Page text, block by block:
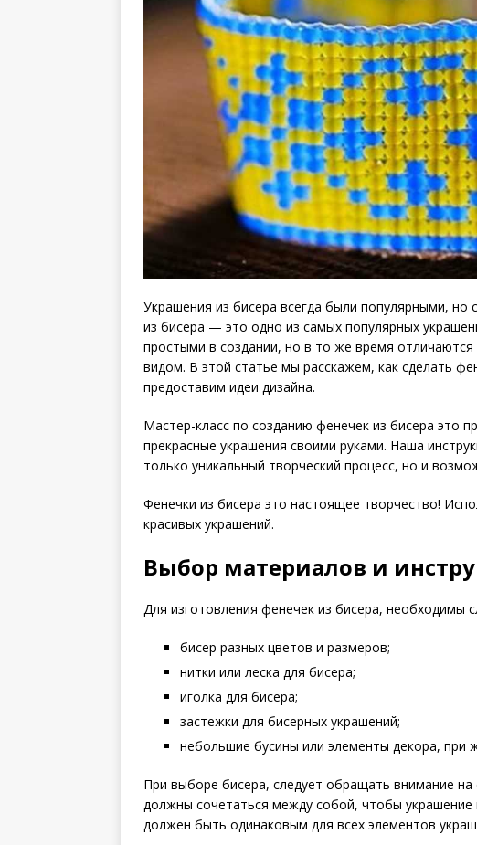
Украшения из бисера всегда были популярными, но
из бисера — это одно из самых популярных
простыми в создании, но в то же время
видом. В этой статье мы расскажем, как сделать
предоставим идеи дизайна.
Мастер-класс по созданию фенечек из бисера это
прекрасные украшения своими руками. Наша
только уникальный творческий процесс, но и
Фенечки из бисера это настоящее творчество!
красивых украшений.
Выбор материалов и
Для изготовления фенечек из бисера, необходимы
бисер разных цветов и размеров;
нитки или леска для бисера;
иголка для бисера;
застежки для бисерных украшений;
небольшие бусины или элементы декора, при
При выборе бисера, следует обращать внимание
должны сочетаться между собой, чтобы украшение
должен быть одинаковым для всех элементов